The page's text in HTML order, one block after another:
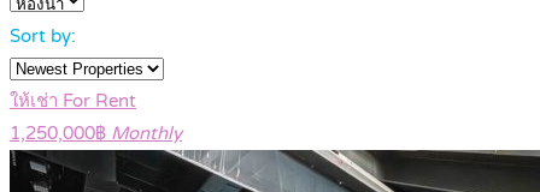
Sort by:
ให้เช่า For Rent
1,250,000฿ Monthly